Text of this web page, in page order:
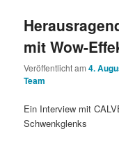
mit Wow-
Veröffentlicht am4.
Team
Ein Interview mit
Schwenkglenks